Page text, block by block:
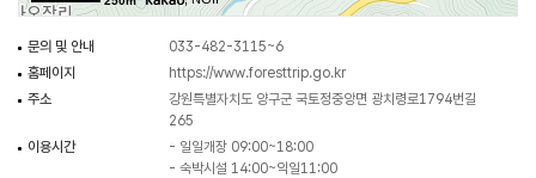
문의 및 안내
033-482-3115~6
홈페이지
https://www.foresttrip.go.kr
주소
강원특별자치도 양구군 국토정중앙면 광치령로1794번길
265
이용시간
- 일일개장 09:00~18:00
- 숙박시설 14:00~익일11:00